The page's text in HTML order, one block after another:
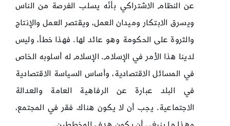
عن النظام الاشتراكي بأنّه يسلب الفرصة من الناس
ويسرق الابتكار وميدان العمل، ويقتصر العمل والإنتاج
والثروة على الحكومة وهو عائد لها. فهذا خطأ، وليس
لدينا هذا الأمر في الإسلام. الإسلام له أسلوبه الخاص
في المسائل الاقتصادية، وأساس السياسة الاقتصادية
في البلد عبارة عن الرفاهية العامة والعدالة
الاجتماعية. يجب أن لا يكون هناك فقر في المجتمع،